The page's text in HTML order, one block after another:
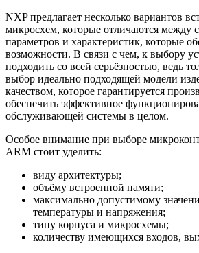
NXP предлагает несколько вариантов
микросхем, которые отличаются между
параметров и характеристик, которые
возможности. В связи с чем, к выбору
подходить со всей серьёзностью, ведь
выбор идеально подходящей модели
качеством, которое гарантируется
обеспечить эффективное
обслуживающей системы в целом.
Особое внимание при выборе
ARM стоит уделить:
виду архитектуры;
объёму встроенной памяти;
максимально допустимому
температуры и напряжения;
типу корпуса и микросхемы;
количеству имеющихся входов,